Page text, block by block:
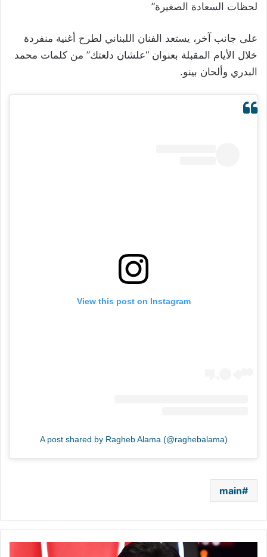
لحظات السعادة الصغيرة”
على جانب آخر، يستعد الفنان اللبناني لطرح أغنية منفردة
خلال الأيام المقبلة بعنوان “علشان دلعتك” من كلمات محمد
البدري وألحان بينو.
View this post on Instagram
A post shared by Ragheb Alama (@raghebalama)
main